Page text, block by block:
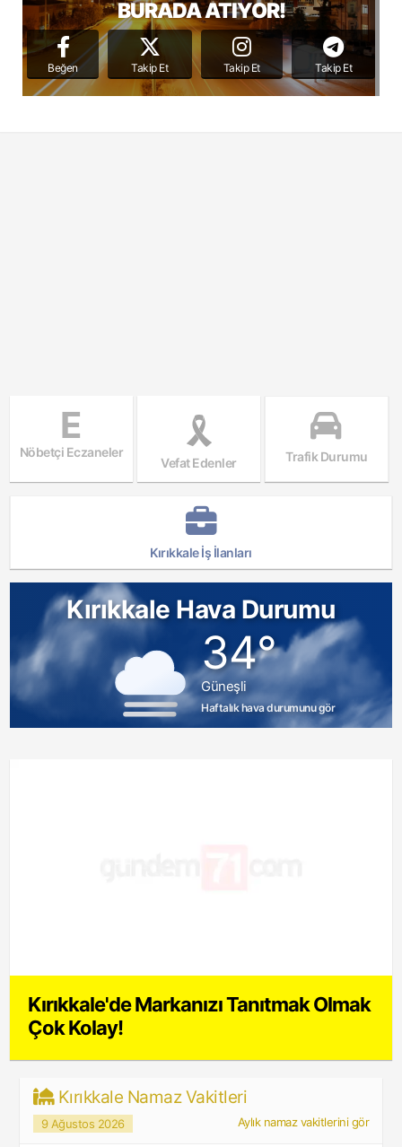
BURADA ATIYOR!
Beğen Takip Et Takip Et Takip Et
E
Nöbetçi Eczaneler
Vefat Edenler Trafik Durumu
Kırıkkale İş İlanları
Kırıkkale Hava Durumu
34°
Güneşli
Haftalık hava durumunu gör
Kırıkkale'de Markanızı Tanıtmak Olmak
Çok Kolay!
Kırıkkale Namaz Vakitleri
9 Ağustos 2026 Aylık namaz vakitlerini gör